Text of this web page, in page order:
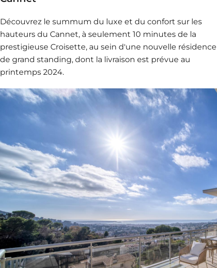
Découvrez le summum du luxe et du confort sur les
hauteurs du Cannet, à seulement 10 minutes de la
prestigieuse Croisette, au sein d'une nouvelle résidence
de grand standing, dont la livraison est prévue au
printemps 2024.